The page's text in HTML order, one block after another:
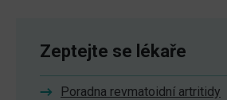
Zeptejte se lékaře
Poradna revmatoidní artritidy